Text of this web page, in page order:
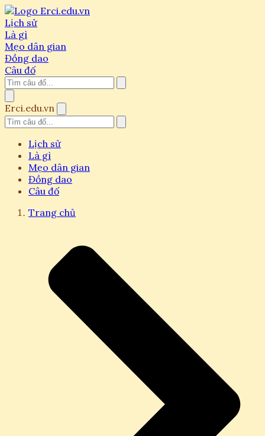
Lịch sử
Là gì
Mẹo dân gian
Đồng dao
Câu đố
Erci.edu.vn
Lịch sử
Là gì
Mẹo dân gian
Đồng dao
Câu đố
Trang chủ